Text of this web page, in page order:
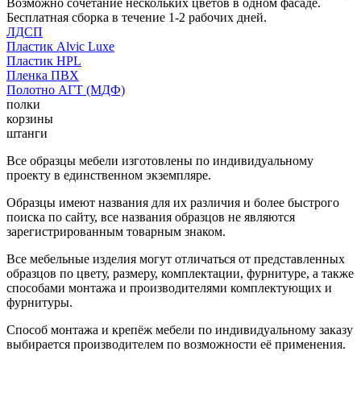
Бесплатная сборка в течение 1-2 рабочих дней.
ЛДСП
Пластик Alvic Luxe
Пластик HPL
Пленка ПВХ
Полотно АГТ (МДФ)
полки
корзины
штанги
Все образцы мебели изготовлены по индивидуальному
проекту в единственном экземпляре.
Образцы имеют названия для их различия и более быстрого
поиска по сайту, все названия образцов не являются
зарегистрированным товарным знаком.
Все мебельные изделия могут отличаться от представленных
образцов по цвету, размеру, комплектации, фурнитуре, а также
способами монтажа и производителями комплектующих и
фурнитуры.
Способ монтажа и крепёж мебели по индивидуальному заказу
выбирается производителем по возможности её применения.